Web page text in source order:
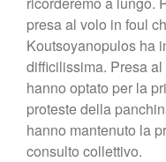
presa al volo in foul
Koutsoyanopulos ha
difficilissima. Presa
hanno optato per la
proteste della
hanno mantenuto la
consulto collettivo.